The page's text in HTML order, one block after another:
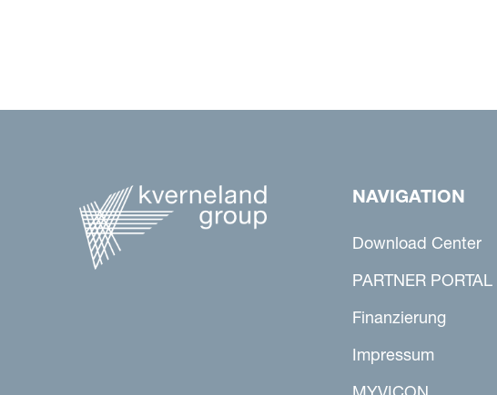
NAVIGATION
Download Center
PARTNER PORTAL
Finanzierung
Impressum